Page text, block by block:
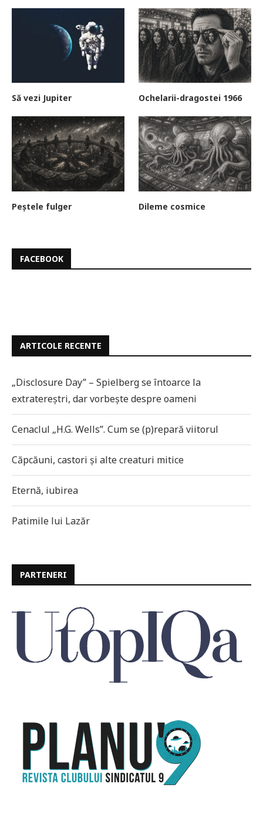
Să vezi Jupiter Ochelarii-dragostei 1966
Peștele fulger Dileme cosmice
FACEBOOK
ARTICOLE RECENTE
„Disclosure Day” – Spielberg se întoarce la
extratereștri, dar vorbește despre oameni
Cenaclul „H.G. Wells”. Cum se (p)repară viitorul
Căpcăuni, castori și alte creaturi mitice
Eternă, iubirea
Patimile lui Lazăr
PARTENERI